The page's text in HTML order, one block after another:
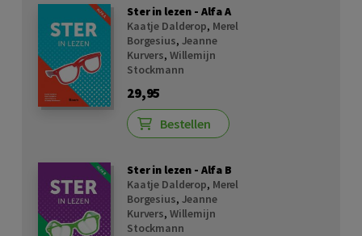
Ster in lezen - Alfa A
Kaatje Dalderop, Merel
Borgesius, Jeanne
Kurvers, Willemijn
Stockmann
29,95
Bestellen
Ster in lezen - Alfa B
Kaatje Dalderop, Merel
Borgesius, Jeanne
Kurvers, Willemijn
Stockmann